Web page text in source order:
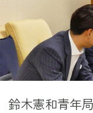
鈴木憲和青年